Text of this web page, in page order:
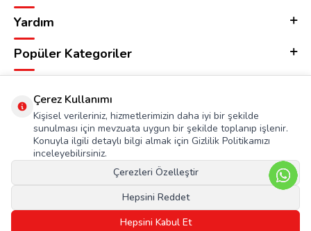
Yardım
Popüler Kategoriler
Çerez Kullanımı
Kişisel verileriniz, hizmetlerimizin daha iyi bir şekilde
sunulması için mevzuata uygun bir şekilde toplanıp işlenir.
Konuyla ilgili detaylı bilgi almak için Gizlilik Politikamızı
inceleyebilirsiniz.
Çerezleri Özelleştir
Hepsini Reddet
Hepsini Kabul Et